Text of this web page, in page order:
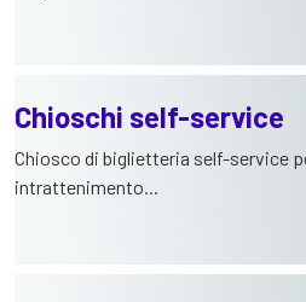
Chioschi self-service
Chiosco di biglietteria self-service
intrattenimento...